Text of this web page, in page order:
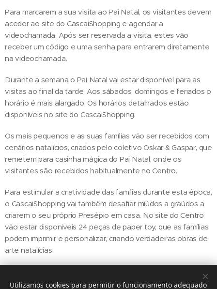
Para marcarem a sua visita ao Pai Natal, os visitantes devem
aceder ao site do CascaiShopping e agendar a
videochamada. Após ser reservada a visita, estes vão
receber um código e uma senha para entrarem diretamente
na videochamada.
Durante a semana o Pai Natal vai estar disponível para as
visitas ao final da tarde. Aos sábados, domingos e feriados o
horário é mais alargado. Os horários detalhados estão
disponíveis no site do CascaiShopping.
Os mais pequenos e as suas famílias vão ser recebidos com
cenários natalícios, criados pelo coletivo Oskar & Gaspar, que
remetem para casinha mágica do Pai Natal, onde os
visitantes são recebidos habitualmente no Centro.
Para estimular a criatividade das famílias durante esta época,
o CascaiShopping vai também desafiar miúdos a graúdos a
criarem o seu próprio Presépio em casa. No site do Centro
vão estar disponíveis 24 peças de paper toy, que as famílias
podem imprimir e personalizar, criando verdadeiras obras de
arte natalícias.
Share
Utilizamos cookies para permitir o funcionamento adequado